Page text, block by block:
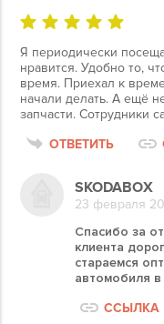
Я периодически
нравится. Удобно то,
время. Приехал к
начали делать. А ещё
запчасти. Сотрудники
ОТВЕТИТЬ
SKODABOX
23 февраля
Спасибо за
клиента
стараемся
автомобиля в
ССЫЛКА